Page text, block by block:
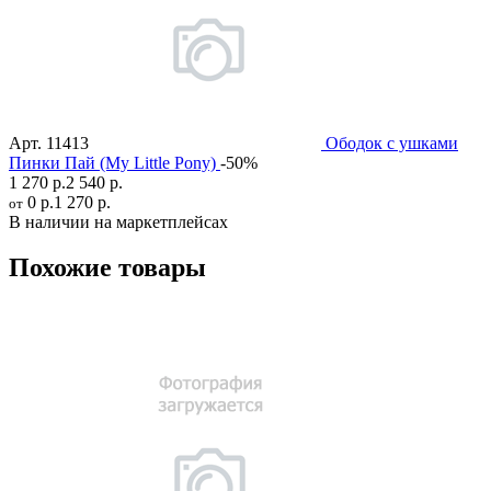
Арт. 11413
Ободок с ушками
Пинки Пай (My Little Pony) -50%
1 270 р.2 540 р.
от 0 р.1 270 р.
В наличии на маркетплейсах
Похожие товары